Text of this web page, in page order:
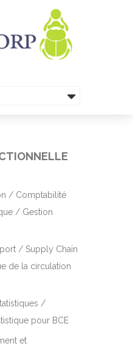
/ Comptabilité
/ Gestion
/ Supply Chain
de la circulation
/
pour BCE
et